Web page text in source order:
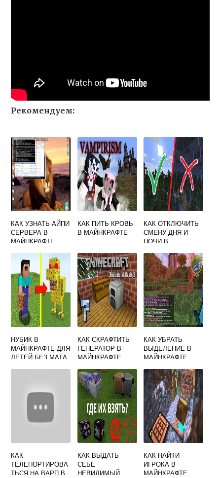
Рекомендуем:
КАК УЗНАТЬ АЙПИ
СЕРВЕРА В
МАЙНКРАФТЕ
КАК ПИТЬ КРОВЬ
В МАЙНКРАФТЕ
КАК ОТКЛЮЧИТЬ
СМЕНУ ДНЯ И
НОЧИ В
НУБИК В
МАЙНКРАФТЕ ДЛЯ
ДЕТЕЙ БЕЗ МАТА
КАК СКРАФТИТЬ
ГЕНЕРАТОР В
МАЙНКРАФТЕ
КАК УБРАТЬ
ВЫДЕЛЕНИЕ В
МАЙНКРАФТЕ
КАК
ТЕЛЕПОРТИРОВА
ТЬСЯ НА ВАРП В
КАК ВЫДАТЬ
СЕБЕ
НЕВИДИМЫЙ
КАК НАЙТИ
ИГРОКА В
МАЙНКРАФТЕ